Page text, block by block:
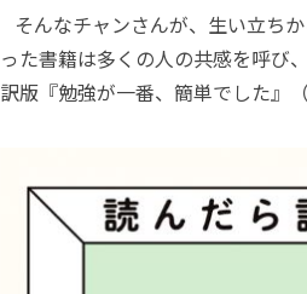
そんなチャンさんが、生い立ち
った書籍は多くの人の共感を呼び
訳版『勉強が一番、簡単でした』